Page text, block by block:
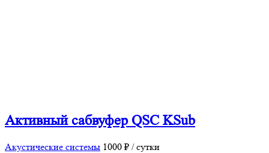
Активный сабвуфер QSC KSub
Акустические системы 1000 ₽ / сутки